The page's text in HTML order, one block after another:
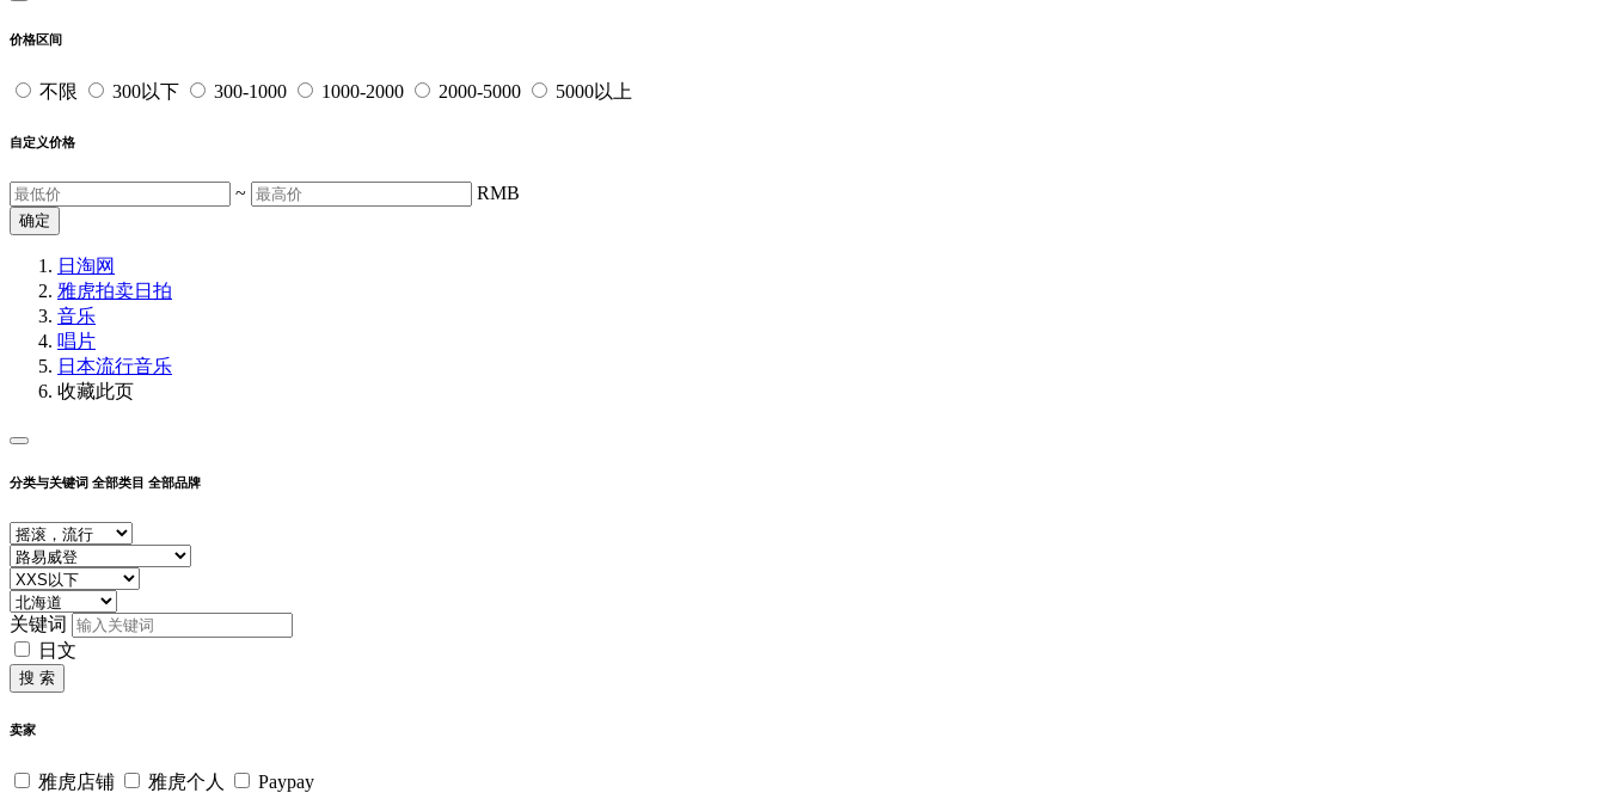
价格区间
不限 300以下 300-1000 1000-2000 2000-5000 5000以上
自定义价格
~ RMB
确定
日淘网
雅虎拍卖日拍
音乐
唱片
日本流行音乐
收藏此页
分类与关键词 全部类目 全部品牌
关键词
日文
搜 索
卖家
雅虎店铺 雅虎个人 Paypay